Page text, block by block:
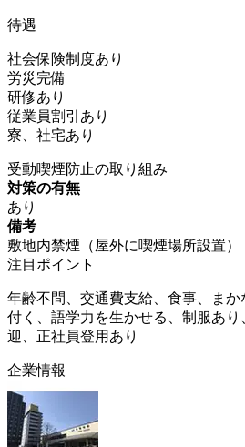
待遇
社会保険制度あり
労災完備
研修あり
従業員割引あり
寮、社宅あり
受動喫煙防止の取り組み
対策の有無
あり
備考
敷地内禁煙（屋外に喫煙場所設置）
注目ポイント
年齢不問、交通費支給、食事、ま
付く、語学力を生かせる、制服あ
迎、正社員登用あり
企業情報